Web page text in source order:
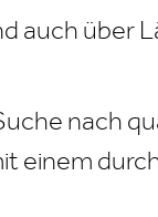
auch über
nach
einem